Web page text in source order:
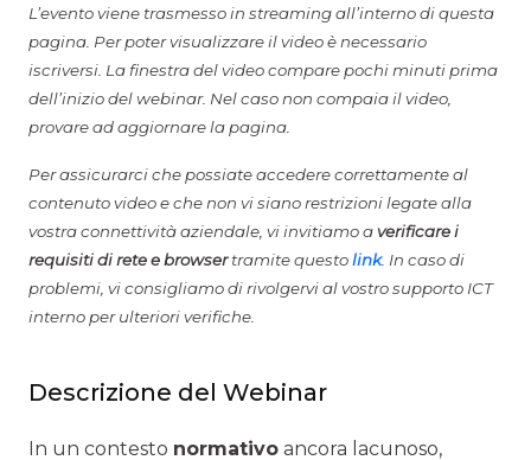
L’evento viene trasmesso in streaming all’interno di questa
pagina. Per poter visualizzare il video è necessario
iscriversi. La finestra del video compare pochi minuti prima
dell’inizio del webinar. Nel caso non compaia il video,
provare ad aggiornare la pagina.
Per assicurarci che possiate accedere correttamente al
contenuto video e che non vi siano restrizioni legate alla
vostra connettività aziendale, vi invitiamo averificare i
requisiti di rete e browsertramite questolink. In caso di
problemi, vi consigliamo di rivolgervi al vostro supporto ICT
interno per ulteriori verifiche.
Descrizione del Webinar
In un contesto normativo ancora lacunoso,